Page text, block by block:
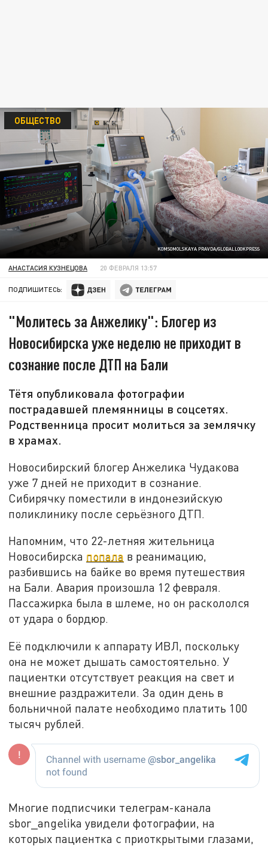
KOMSOMOLSKAYA PRAVDA/GLOBALLOOKPRESS
ОБЩЕСТВО
АНАСТАСИЯ КУЗНЕЦОВА 20 ФЕВРАЛЯ 13:57
ПОДПИШИТЕСЬ:
"Молитесь за Анжелику": Блогер из
Новосибирска уже неделю не приходит в
сознание после ДТП на Бали
Тётя опубликовала фотографии
пострадавшей племянницы в соцсетях.
Родственница просит молиться за землячку
в храмах.
Новосибирский блогер Анжелика Чудакова
уже 7 дней не приходит в сознание.
Сибирячку поместили в индонезийскую
поликлинику после серьёзного ДТП.
Напомним, что 22-летняя жительница
Новосибирска попала в реанимацию,
разбившись на байке во время путешествия
на Бали. Авария произошла 12 февраля.
Пассажирка была в шлеме, но он раскололся
от удара о бордюр.
Её подключили к аппарату ИВЛ, поскольку
она не может дышать самостоятельно. У
пациентки отсутствует реакция на свет и
внешние раздражители. За один день в
больничной палате необходимо платить 100
тысяч рублей.
Многие подписчики телеграм-канала
sbor_angelika увидели фотографии, на
которых пациентка с приоткрытыми глазами,